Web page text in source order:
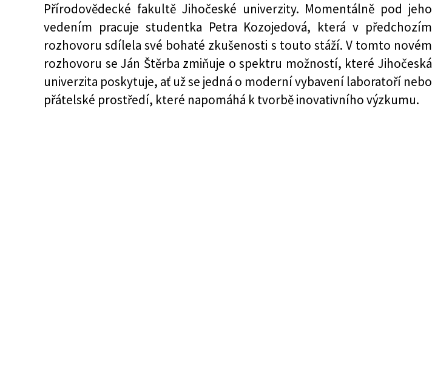
Přírodovědecké fakultě Jihočeské univerzity. Momentálně pod jeho
vedením pracuje studentka Petra Kozojedová, která v předchozím
rozhovoru sdílela své bohaté zkušenosti s touto stáží. V tomto novém
rozhovoru se Ján Štěrba zmiňuje o spektru možností, které Jihočeská
univerzita poskytuje, ať už se jedná o moderní vybavení laboratoří nebo
přátelské prostředí, které napomáhá k tvorbě inovativního výzkumu.